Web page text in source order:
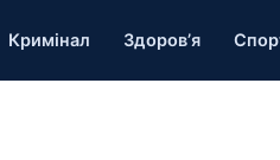
Кримінал Здоров’я